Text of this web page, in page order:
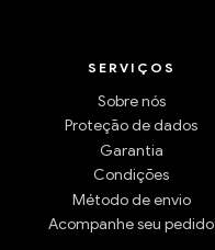
SERVIÇOS
Sobre nós
Proteção de dados
Garantia
Condições
Método de envio
Acompanhe seu pedido